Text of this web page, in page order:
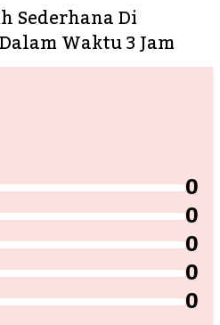
Sederhana Di
Waktu 3 Jam
0
0
0
0
0